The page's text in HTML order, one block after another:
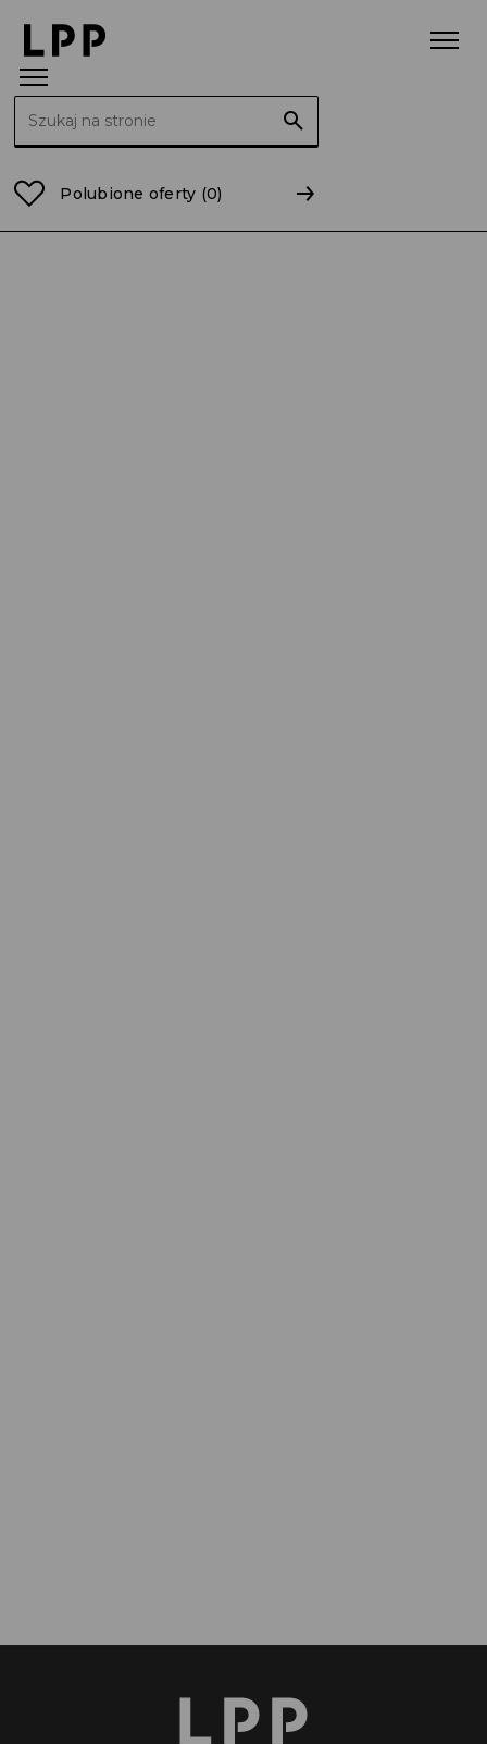
Polubione oferty (0)
Strona główna 2011